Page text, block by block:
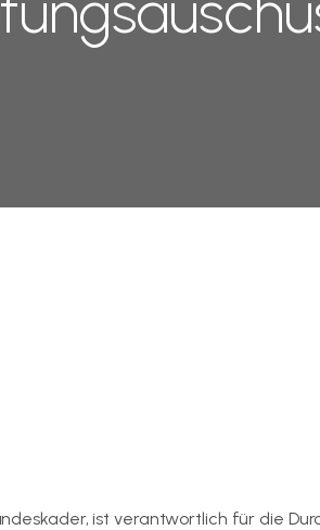
ist verantwortlich für die